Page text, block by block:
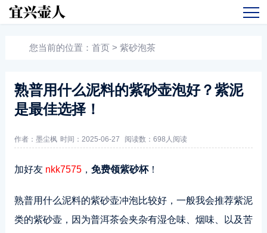
您当前的位置： 首页 > 紫砂泡茶
熟普用什么泥料的紫砂壶泡好？紫泥
是最佳选择！
作者：墨尘枫 时间：2025-06-27 阅读数： 698人阅读
加好友 nkk7575， 免费领紫砂杯！
熟普用什么泥料的紫砂壶冲泡比较好，一般我会推荐紫泥
类的紫砂壶，因为普洱茶会夹杂有湿仓味、烟味、以及苦